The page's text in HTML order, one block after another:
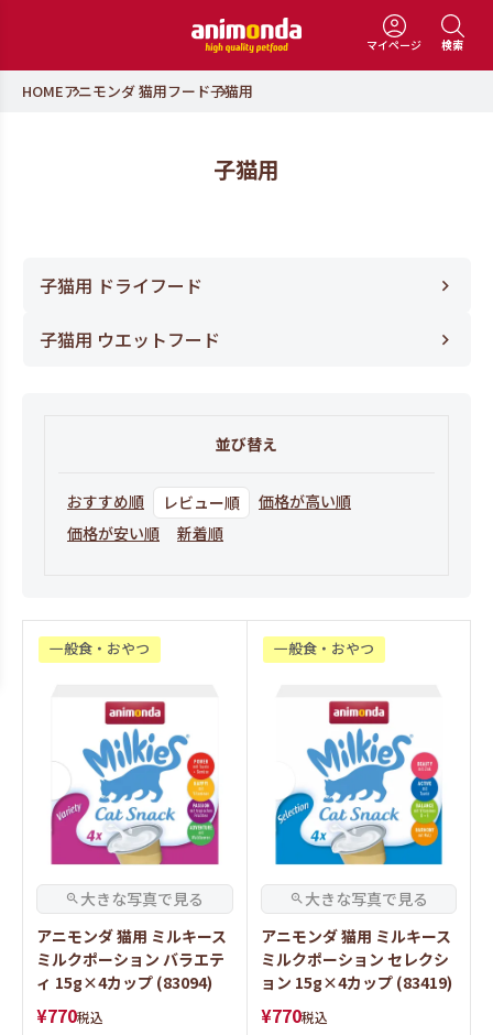
マイページ 検索
HOMEアニモンダ 猫用フード子猫用
子猫用
子猫用 ドライフード
子猫用 ウエットフード
並び替え
おすすめ順 レビュー順
価格が高い順
価格が安い順
新着順
一般食・おやつ
アニモンダ 猫用 ミルキース
ミルクポーション バラエテ
ィ 15g×4カップ (83094)
¥770税込
一般食・おやつ
アニモンダ 猫用 ミルキース
ミルクポーション セレクシ
ョン 15g×4カップ (83419)
¥770税込